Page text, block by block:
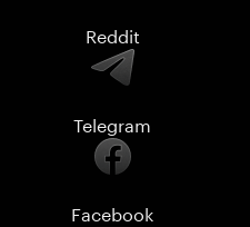
Reddit
Telegram
Facebook